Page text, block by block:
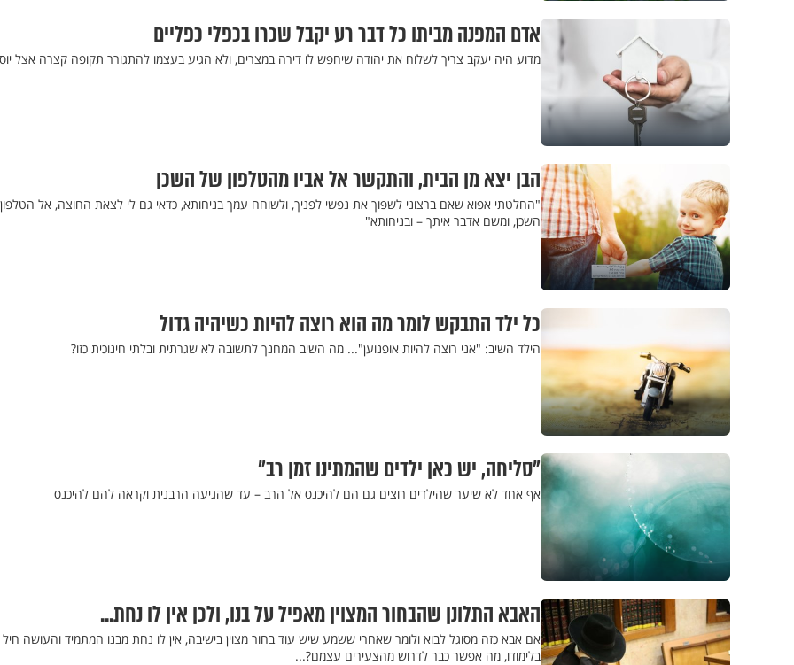
אדם המפנה מביתו כל דבר רע יקבל שכרו בכפלי כפליים
מדוע היה יעקב צריך לשלוח את יהודה שיחפש לו דירה במצרים, ולא הגיע בעצמו להתגורר תקופה קצרה אצל
הבן יצא מן הבית, והתקשר אל אביו מהטלפון של השכן
"החלטתי אפוא שאם ברצוני לשפוך את נפשי לפניך, ולשוחח עמך בניחותא, כדאי גם לי לצאת החוצה, אל
השכן, ומשם אדבר איתך – ובניחותא"
כל ילד התבקש לומר מה הוא רוצה להיות כשיהיה גדול
הילד השיב: "אני רוצה להיות אופנוען"... מה השיב המחנך לתשובה לא שגרתית ובלתי חינוכית כזו?
"סליחה, יש כאן ילדים שהמתינו זמן רב"
אף אחד לא שיער שהילדים רוצים גם הם להיכנס אל הרב – עד שהגיעה הרבנית וקראה להם להיכנס
האבא התלונן שהבחור המצוין מאפיל על בנו, ולכן אין לו נחת...
אם אבא כזה מסוגל לבוא ולומר שאחרי ששמע שיש עוד בחור מצוין בישיבה, אין לו נחת מבנו המתמיד והעושה חיל
בלימודו, מה אפשר כבר לדרוש מהצעירים עצמם?...